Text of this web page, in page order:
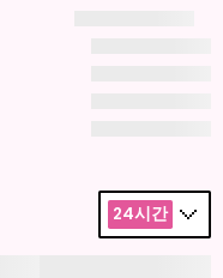
24시간